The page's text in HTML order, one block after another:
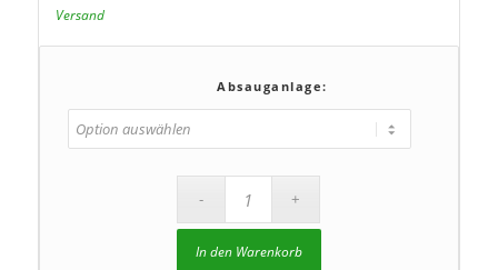
Versand
Absauganlage:
In den Warenkorb